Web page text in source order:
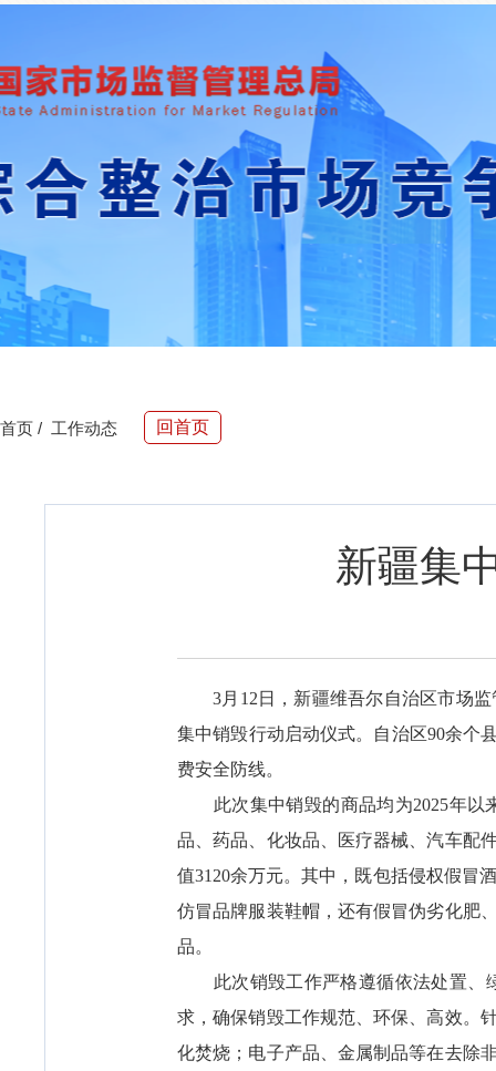
首页 / 工作动态 回首页
新疆集
3月12日，新疆维吾尔自治区市场
集中销毁行动启动仪式。自治区90余个
费安全防线。
此次集中销毁的商品均为2025年以
品、药品、化妆品、医疗器械、汽车配
值3120余万元。其中，既包括侵权假冒
仿冒品牌服装鞋帽，还有假冒伪劣化肥
品。
此次销毁工作严格遵循依法处置、绿
求，确保销毁工作规范、环保、高效。
化焚烧；电子产品、金属制品等在去除